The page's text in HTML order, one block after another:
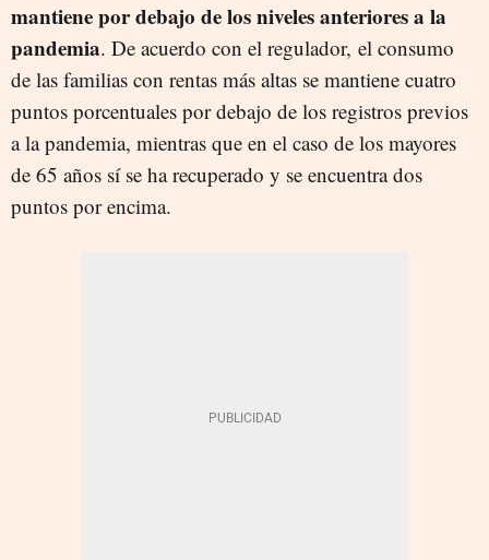
mantiene por debajo de los niveles anteriores a la
pandemia. De acuerdo con el regulador, el consumo
de las familias con rentas más altas se mantiene cuatro
puntos porcentuales por debajo de los registros previos
a la pandemia, mientras que en el caso de los mayores
de 65 años sí se ha recuperado y se encuentra dos
puntos por encima.